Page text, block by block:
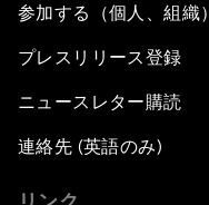
参加する（個人、組織）
プレスリリース登録
ニュースレター購読
連絡先 (英語のみ)